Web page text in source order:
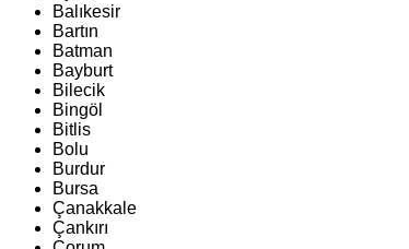
Balıkesir
Bartın
Batman
Bayburt
Bilecik
Bingöl
Bitlis
Bolu
Burdur
Bursa
Çanakkale
Çankırı